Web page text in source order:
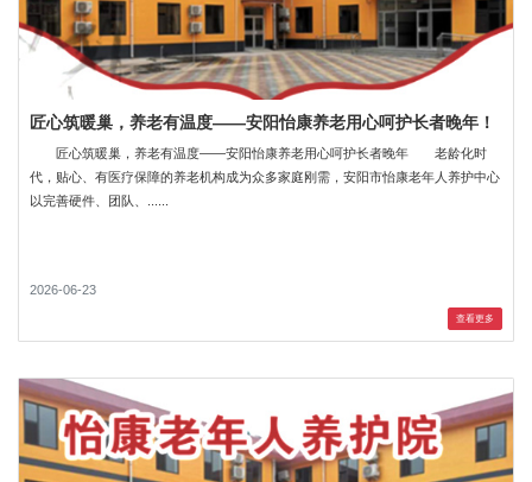
匠心筑暖巢，养老有温度——安阳怡康养老用心呵护长者晚年！
匠心筑暖巢，养老有温度——安阳怡康养老用心呵护长者晚年 老龄化时
代，贴心、有医疗保障的养老机构成为众多家庭刚需，安阳市怡康老年人养护中心
以完善硬件、团队、......
2026-06-23
查看更多